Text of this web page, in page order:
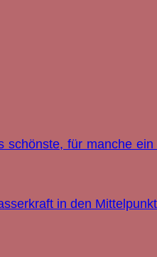
für manche
in den Mittelpunkt